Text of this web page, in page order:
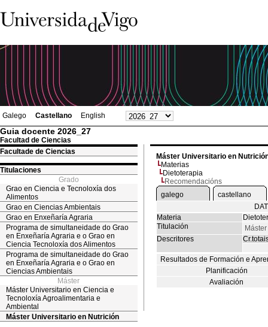
Galego Castellano English
Guia docente 2026_27
Facultad de Ciencias
Facultade de Ciencias
Titulaciones
Grado
Grao en Ciencia e Tecnoloxía dos
Alimentos
Grao en Ciencias Ambientais
Grao en Enxeñaría Agraria
Programa de simultaneidade do Grao
en Enxeñaría Agraria e o Grao en
Ciencia Tecnoloxía dos Alimentos
Programa de simultaneidade do Grao
en Enxeñaría Agraria e o Grao en
Ciencias Ambientais
Máster
Máster Universitario en Ciencia e
Tecnoloxía Agroalimentaria e
Ambiental
Máster Universitario en Nutrición
Máster Universitario en
Materias
Dietoterapia
Recomendacións
galego
castellano
Materia
Titulación
Descritores
Resultados de Formación e
Planificación
Avaliación